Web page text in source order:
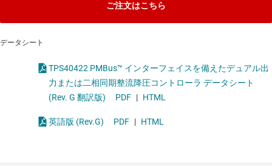
ご注文はこちら
データシート
TPS40422 PMBus™ インターフェイスを備えたデュアル出
力または二相同期整流降圧コントローラ データシート
(Rev. G 翻訳版)
PDF | HTML
英語版 (Rev.G) PDF | HTML